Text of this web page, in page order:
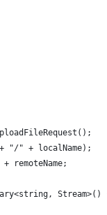
"/" + localName);
+ remoteName;